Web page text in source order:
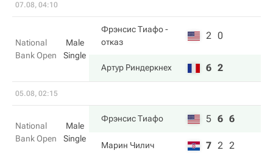
07.08, 04:10
National
Bank Open
Male
Single
Фрэнсис Тиафо-
отказ
2 0
Артур Риндеркнех 6 2
05.08, 02:15
National
Bank Open
Male
Single
Фрэнсис Тиафо 5 6 6
Марин Чилич 7 2 2